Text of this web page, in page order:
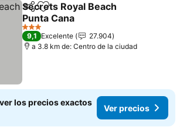
CompartirAgregar a favoritos
Secrets Royal Beach
Punta Cana
Ver precios
3 Estrellas
9,1 Excelente
27.904
a 3.8 km de: Centro de la ciudad
los precios exactos
Ver precios